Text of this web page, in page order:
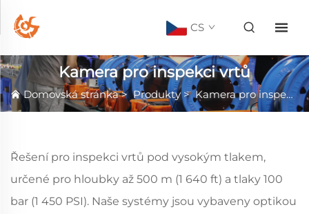
CS
Kamera pro inspekci vrtů
Domovská stránka>Produkty>Kamera pro inspekci vrtů
Řešení pro inspekci vrtů pod vysokým tlakem,
určené pro hloubky až 500 m (1 640 ft) a tlaky 100
bar (1 450 PSI). Naše systémy jsou vybaveny optikou